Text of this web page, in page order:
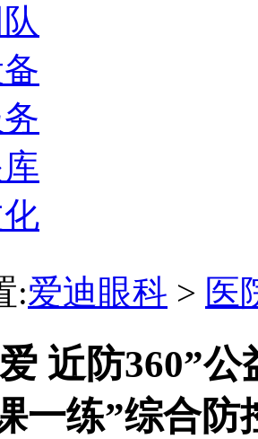
:爱迪眼科 > 医
近防360”
一练”综合防